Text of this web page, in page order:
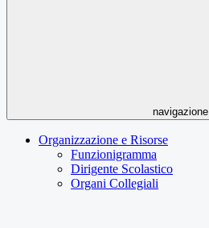
navigazione
Organizzazione e Risorse
Funzionigramma
Dirigente Scolastico
Organi Collegiali